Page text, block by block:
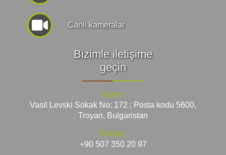
Canlı kameralar
Bizimle iletişime
geçin
Adres:
Vasil Levski Sokak No: 172 ; Posta kodu 5600,
Troyan, Bulgaristan
Telefon:
+90 507 350 20 97